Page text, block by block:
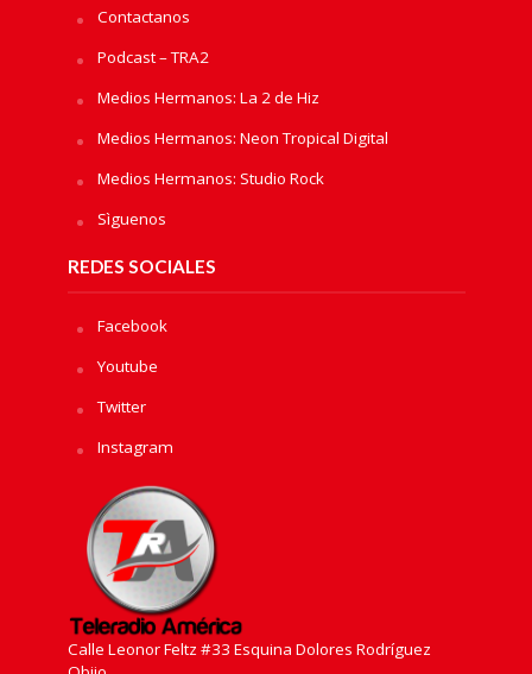
Contactanos
Podcast – TRA2
Medios Hermanos: La 2 de Hiz
Medios Hermanos: Neon Tropical Digital
Medios Hermanos: Studio Rock
Sìguenos
REDES SOCIALES
Facebook
Youtube
Twitter
Instagram
Calle Leonor Feltz #33 Esquina Dolores Rodríguez